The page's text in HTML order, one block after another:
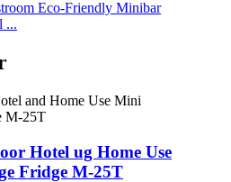
Eco-Friendly Minibar
...
Hotel ug Home Use
Fridge M-25T